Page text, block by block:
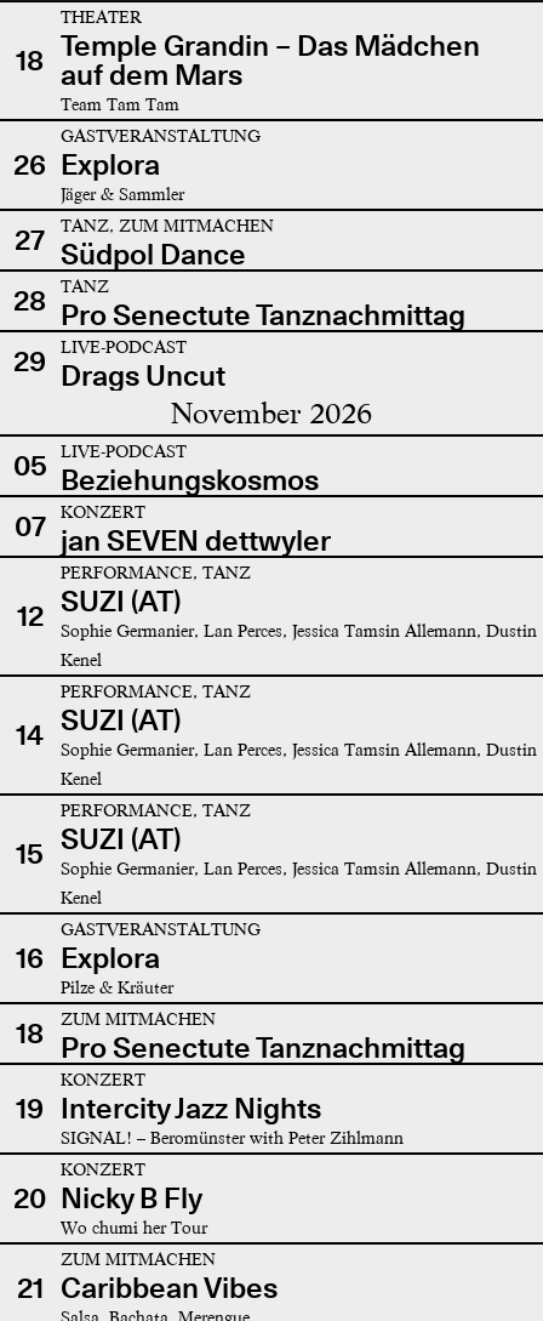
18
THEATER
Temple Grandin – Das Mädchen
auf dem Mars
Team Tam Tam
26
GASTVERANSTALTUNG
Explora
Jäger & Sammler
27 TANZ, ZUM MITMACHEN
Südpol Dance
28
TANZ
Pro Senectute Tanznachmittag
29
LIVE-PODCAST
Drags Uncut
November 2026
05 LIVE-PODCAST
Beziehungskosmos
07
KONZERT
jan SEVEN dettwyler
12
PERFORMANCE, TANZ
SUZI (AT)
Sophie Germanier, Lan Perces, Jessica Tamsin Allemann, Dustin
Kenel
14
PERFORMANCE, TANZ
SUZI (AT)
Sophie Germanier, Lan Perces, Jessica Tamsin Allemann, Dustin
Kenel
15
PERFORMANCE, TANZ
SUZI (AT)
Sophie Germanier, Lan Perces, Jessica Tamsin Allemann, Dustin
Kenel
16
GASTVERANSTALTUNG
Explora
Pilze & Kräuter
18 ZUM MITMACHEN
Pro Senectute Tanznachmittag
19
KONZERT
Intercity Jazz Nights
SIGNAL! – Beromünster with Peter Zihlmann
20
KONZERT
Nicky B Fly
Wo chumi her Tour
21
ZUM MITMACHEN
Caribbean Vibes